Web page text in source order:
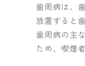
歯周病は、
放置すると
歯周病の主
ため、喫煙